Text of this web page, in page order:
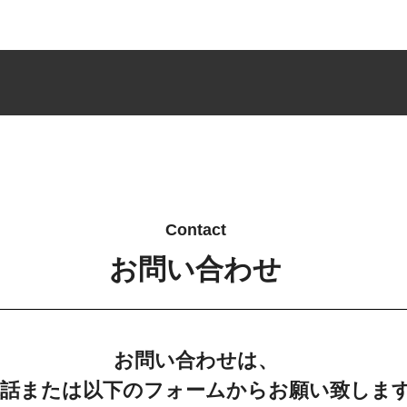
Contact
お問い合わせ
お問い合わせは、
または以下のフォームからお願い致しま